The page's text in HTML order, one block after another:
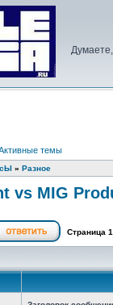
темы
» Разное
vs MIG
Страница 1